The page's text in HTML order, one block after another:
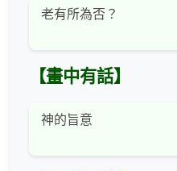
老有所為否？
【畫中有話】
神的旨意